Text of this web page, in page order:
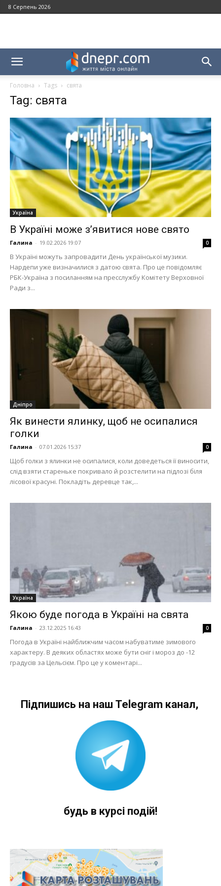
8 Серпень 2026
Головна Tags свята
Tag: свята
Україна
В Україні може з’явитися нове свято
Галина - 19.02.2026 19:07 0
В Україні можуть запровадити День української музики.
Нардепи уже визначилися з датою свята. Про це повідомляє
РБК-Україна з посиланням на пресслужбу Комітету Верховної
Ради з...
Дніпро
Як винести ялинку, щоб не осипалися
голки
Галина - 07.01.2026 15:37 0
Щоб голки з ялинки не осипалися, коли доведеться її виносити,
слід взяти стареньке покривало й розстелити на підлозі біля
лісової красуні. Покладіть деревце так,...
Україна
Якою буде погода в Україні на свята
Галина - 23.12.2025 16:43 0
Погода в Україні найближчим часом набуватиме зимового
характеру. В деяких областях може бути сніг і мороз до -12
градусів за Цельсієм. Про це у коментарі...
Підпишись на наш Telegram канал,
будь в курсі подій!